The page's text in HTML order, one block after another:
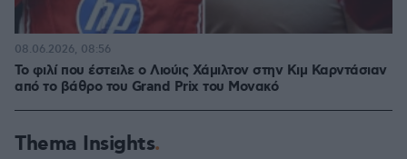
Το φιλί που έστειλε ο Λιούις Χάμιλτον στην Κιμ Καρντάσιαν
από το βάθρο του Grand Prix του Μονακό
08.06.2026, 08:56
Thema Insights